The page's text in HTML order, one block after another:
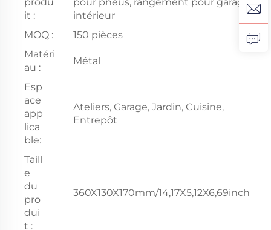
it :
intérieur
MOQ :
150 pièces
Matéri
au :
Métal
Esp
ace
app
lica
ble:
Ateliers, Garage, Jardin, Cuisine,
Entrepôt
Taill
e
du
pro
dui
t :
360X130X170mm/14,17X5,12X6,69inch